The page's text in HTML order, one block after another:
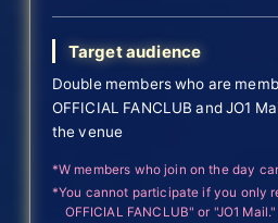
Target audience
Double members who are
OFFICIAL FANCLUB and JO1
the venue
*W members who join on the day
*You cannot participate if you only
OFFICIAL FANCLUB" or "JO1 Mail."